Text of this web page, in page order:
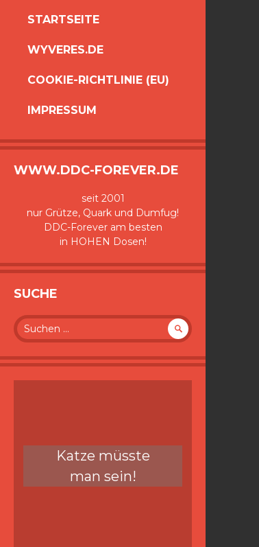
SPRINGEN
STARTSEITE
WYVERES.DE
COOKIE-RICHTLINIE (EU)
IMPRESSUM
WWW.DDC-FOREVER.DE
seit 2001
nur Grütze, Quark und Dumfug!
DDC-Forever am besten
in HOHEN Dosen!
SUCHE
Suche
nach:
Katze müsste
man sein!